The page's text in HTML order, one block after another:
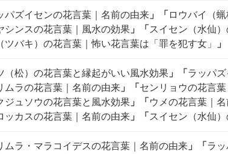
パズイセンの花言葉｜名前の由来 」 「 ロウバイ（
シンスの花言葉｜風水の効果 」 「 スイセン（水仙
ツバキ）の花言葉｜怖い花言葉は「罪を犯す女」 」
（松）の花言葉と縁起がいい風水効果 」 「 ラッパ
ムラの花言葉｜名前の由来 」 「 センリョウの花言
ジュソウの花言葉と風水効果 」 「 ウメの花言葉｜
ッカスの花言葉｜名前の由来 」 「 スイセン（水仙
ムラ・マラコイデスの花言葉｜名前の由来 」 「 ラ